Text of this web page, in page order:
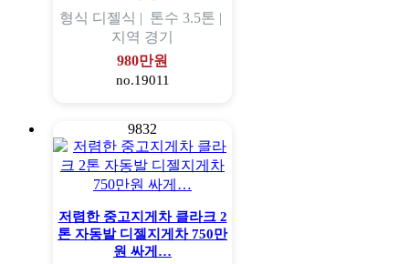
형식 디젤식 | 톤수 3.5톤 |
지역 경기
980만원
no.19011
9832
저렴한 중고지게차 클라크 2
톤 자동발 디젤지게차 750만
원 싸게…